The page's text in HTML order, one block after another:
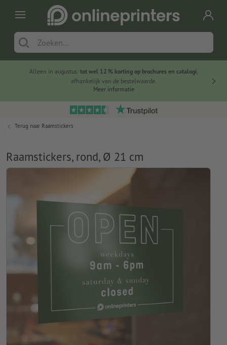
Alleen in augustus: tot wel 12 % korting op brochures en catalogi,
afhankelijk van de bestelwaarde.
Meer informatie
Terug naar Raamstickers
Raamstickers, rond, Ø 21 cm